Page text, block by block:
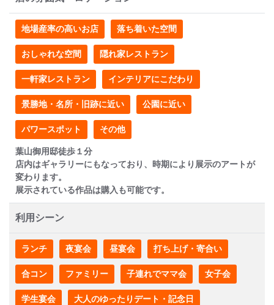
地場産率の高いお店 落ち着いた空間
おしゃれな空間 隠れ家レストラン
一軒家レストラン インテリアにこだわり
景勝地・名所・旧跡に近い 公園に近い
パワースポット その他
葉山御用邸徒歩１分
店内はギャラリーにもなっており、時期により展示のアートが
変わります。
展示されている作品は購入も可能です。
利用シーン
ランチ 夜宴会 昼宴会 打ち上げ・寄合い
合コン ファミリー 子連れでママ会 女子会
学生宴会 大人のゆったりデート・記念日